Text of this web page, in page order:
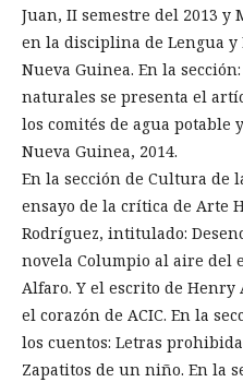
Juan, II semestre del 2013 y
en la disciplina de Lengua
Nueva Guinea. En la
naturales se presenta el
los comités de agua potable
Nueva Guinea, 2014.
En la sección de Cultura de
ensayo de la crítica de Arte
Rodríguez, intitulado:
novela Columpio al aire del
Alfaro. Y el escrito de Henry
el corazón de ACIC. En la
los cuentos: Letras
Zapatitos de un niño. En la